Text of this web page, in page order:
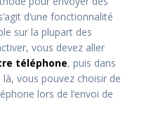
d’une fonctionnalité
sur la plupart des
vous devez aller
téléphone, puis dans
là, vous pouvez choisir de
lors de l’envoi de